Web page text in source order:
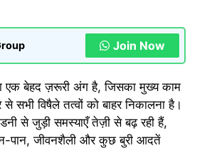
Join Now
एक बेहद ज़रूरी अंग है, जिसका मुख्य काम
सभी विषैले तत्वों को बाहर निकालना है।
से जुड़ी समस्याएँ तेज़ी से बढ़ रही हैं,
पान, जीवनशैली और कुछ बुरी आदतें